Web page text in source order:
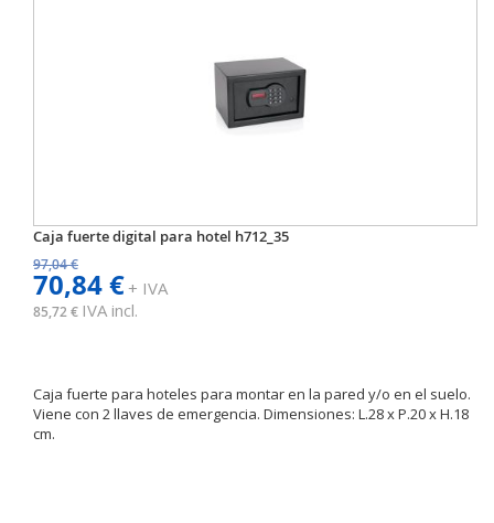
Caja fuerte digital para hotel h712_35
97,04 €
70,84 €+ IVA
85,72 € IVA incl.
Caja fuerte para hoteles para montar en la pared y/o en el suelo.
Viene con 2 llaves de emergencia. Dimensiones: L.28 x P.20 x H.18
cm.